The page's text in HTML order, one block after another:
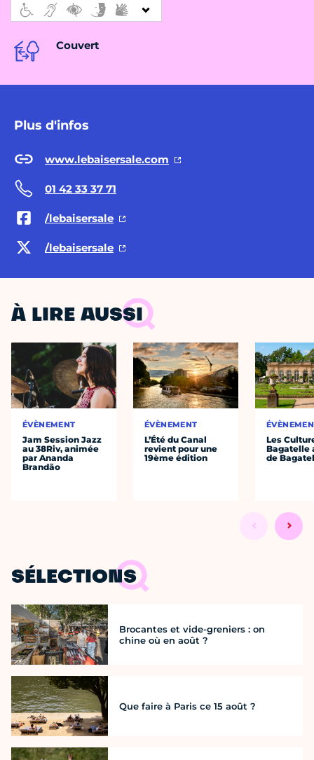
Couvert
Plus d'infos
www.lebaisersale.com
01 42 33 37 71
/lebaisersale
/lebaisersale
À LIRE AUSSI
ÉVÈNEMENT
Jam Session Jazz
au 38Riv, animée
par Ananda
Brandão
ÉVÈNEMENT
L’Été du Canal
revient pour une
19ème édition
Les
Bagatelle
de
SÉLECTIONS
Brocantes et vide-greniers : on
chine où en août ?
Que faire à Paris ce 15 août ?